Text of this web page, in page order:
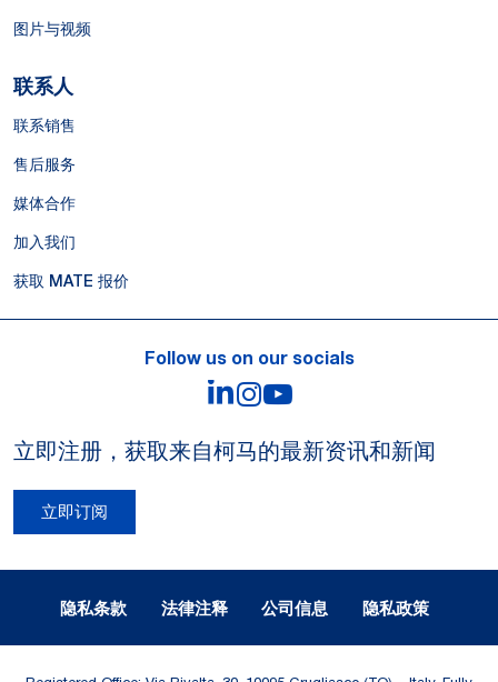
图片与视频
联系人
联系销售
售后服务
媒体合作
加入我们
获取 MATE 报价
Follow us on our socials
LinkedIn
Instagram
立即注册，获取来自柯马的最新资讯和新闻
立即订阅
隐私条款 法律注释 公司信息 隐私政策